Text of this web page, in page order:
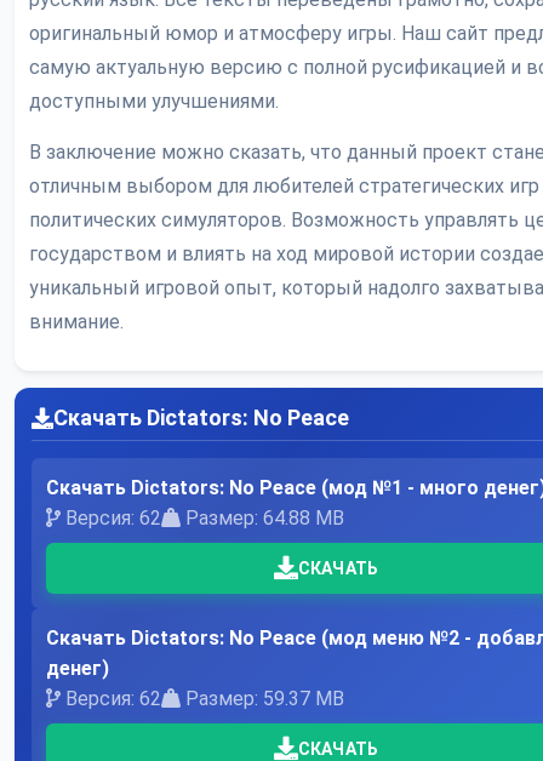
оригинальный юмор и атмосферу игры. Наш сайт
самую актуальную версию с полной русификацией и
доступными улучшениями.
В заключение можно сказать, что данный проект
отличным выбором для любителей стратегических игр
политических симуляторов. Возможность управлять
государством и влиять на ход мировой истории
уникальный игровой опыт, который надолго
внимание.
Скачать Dictators: No Peace
Скачать Dictators: No Peace (мод №1 - много
Версия: 62
Размер: 64.88 MB
СКАЧАТЬ
Скачать Dictators: No Peace (мод меню №2 -
денег)
Версия: 62
Размер: 59.37 MB
СКАЧАТЬ